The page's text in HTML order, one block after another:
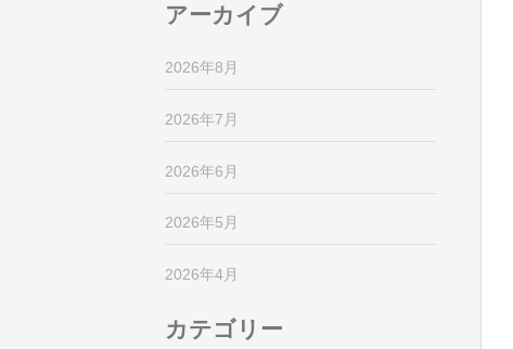
アーカイブ
2026年8月
2026年7月
2026年6月
2026年5月
2026年4月
カテゴリー